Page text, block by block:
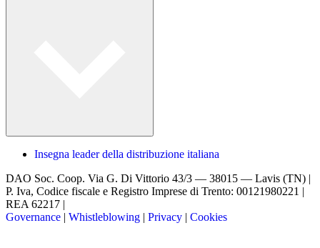
Insegna leader della distribuzione italiana
DAO Soc. Coop. Via G. Di Vittorio 43/3 — 38015 — Lavis (TN) |
P. Iva, Codice fiscale e Registro Imprese di Trento: 00121980221 |
REA 62217 |
Governance | Whistleblowing | Privacy | Cookies